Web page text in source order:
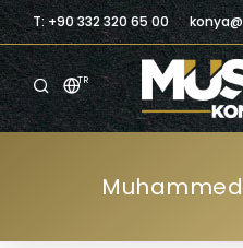
T: +90 332 320 65 00
TR
ANASAYFA
KURUMSALMuhammed